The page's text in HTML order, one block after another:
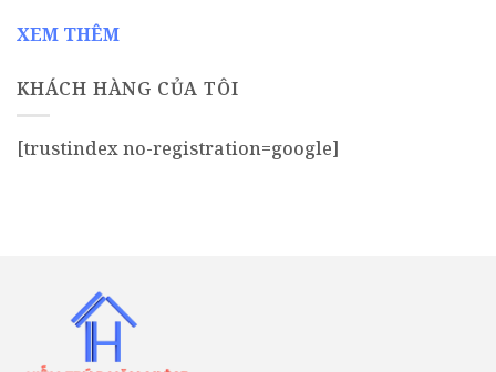
XEM THÊM
KHÁCH HÀNG CỦA TÔI
[trustindex no-registration=google]